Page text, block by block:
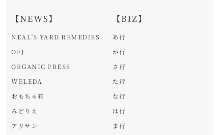
【NEWS】
NEAL'S YARD REMEDIES
OFJ
ORGANIC PRESS
WELEDA
おもちゃ箱
みどりえ
アリサン
【BIZ】
あ行
か行
さ行
た行
な行
は行
ま行